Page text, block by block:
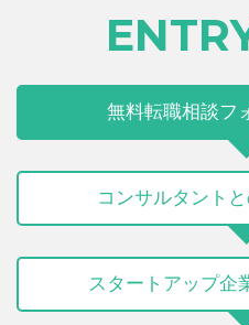
無料転職相談フ
コンサルタント
スタートアップ企